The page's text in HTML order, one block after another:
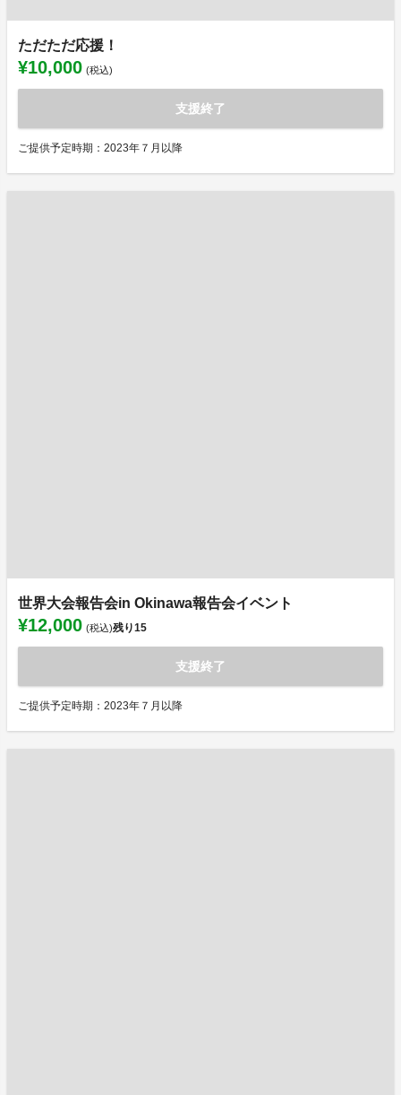
ただただ応援！
¥10,000 (税込)
支援終了
ご提供予定時期：2023年７月以降
世界大会報告会in Okinawa報告会イベント
¥12,000 (税込)残り15
支援終了
ご提供予定時期：2023年７月以降